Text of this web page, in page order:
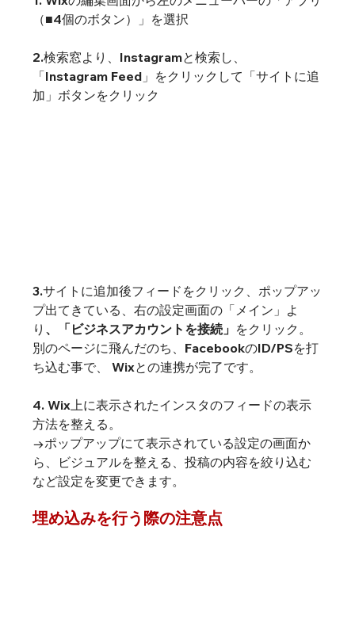
（■4個のボタン）」を選択
2.検索窓より、Instagramと検索し、
「Instagram Feed」をクリックして「サイトに追
加」ボタンをクリック
3.サイトに追加後フィードをクリック、ポップアッ
プ出てきている、右の設定画面の「メイン」よ
り 、「ビジネスアカウントを接続」 をクリック。
別のページに飛んだのち、FacebookのID/PSを打
ち込む事で、 Wixとの連携が完了です。
4. Wix上に表示されたインスタのフィードの表示
方法を整える。
→ポップアップにて表示されている設定の画面か
ら、ビジュアルを整える、投稿の内容を絞り込む
など設定を変更できます。
埋め込みを行う際の注意点